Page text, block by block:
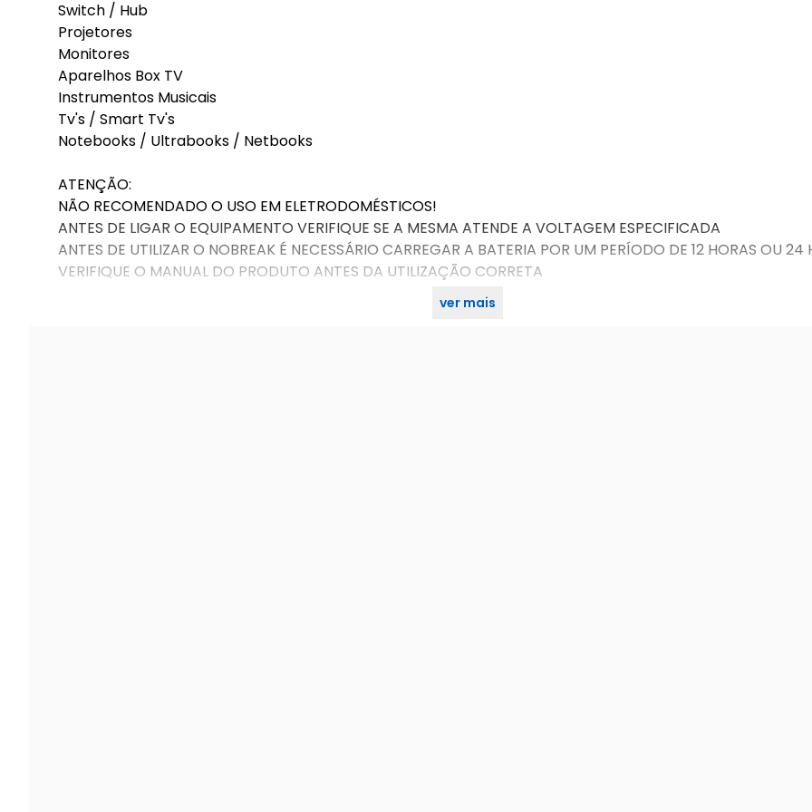
Switch / Hub
Projetores
Monitores
Aparelhos Box TV
Instrumentos Musicais
Tv's / Smart Tv's
Notebooks / Ultrabooks / Netbooks
ATENÇÃO:
NÃO RECOMENDADO O USO EM ELETRODOMÉSTICOS!
ANTES DE LIGAR O EQUIPAMENTO VERIFIQUE SE A MESMA ATENDE A VOLTAGEM ESPECIFICADA
ANTES DE UTILIZAR O NOBREAK É NECESSÁRIO CARREGAR A BATERIA POR UM PERÍODO DE 12 HORAS OU 24
VERIFIQUE O MANUAL DO PRODUTO ANTES DA UTILIZAÇÃO CORRETA
ver mais